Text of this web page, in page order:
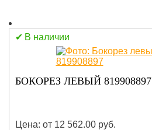
В наличии
БОКОРЕЗ ЛЕВЫЙ 819908897
Цена: от 12 562.00 руб.